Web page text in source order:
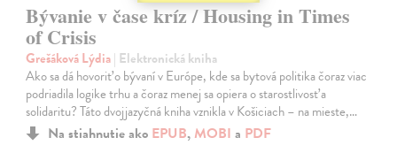
Bývanie v čase kríz / Housing in Times
of Crisis
Grešáková Lýdia| Elektronická kniha
Ako sa dá hovoriť o bývaní v Európe, kde sa bytová politika čoraz viac
podriadila logike trhu a čoraz menej sa opiera o starostlivosť a
solidaritu? Táto dvojjazyčná kniha vznikla v Košiciach – na mieste,…
Na stiahnutie ako EPUB, MOBI a PDF